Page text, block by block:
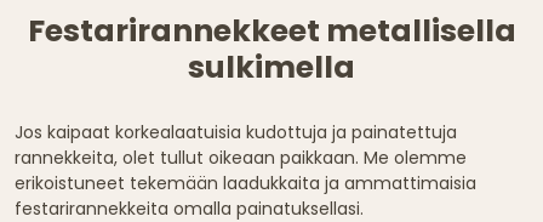
Festarirannekkeet metallisella
sulkimella
Jos kaipaat korkealaatuisia kudottuja ja painatettuja
rannekkeita, olet tullut oikeaan paikkaan. Me olemme
erikoistuneet tekemään laadukkaita ja ammattimaisia
festarirannekkeita omalla painatuksellasi.